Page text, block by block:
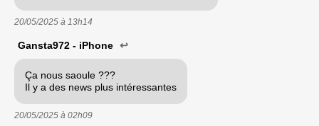
20/05/2025 à 13h14
Gansta972 - iPhone ↩
Ça nous saoule ???
Il y a des news plus intéressantes
20/05/2025 à 02h09